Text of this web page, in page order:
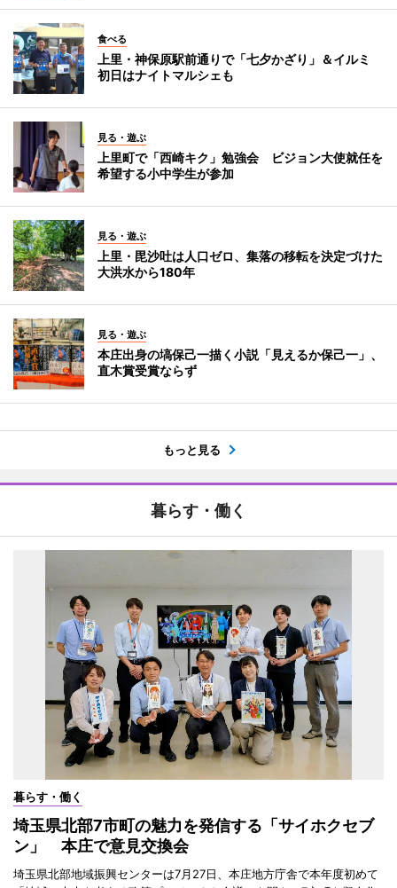
食べる
上里・神保原駅前通りで「七夕かざり」＆イルミ
初日はナイトマルシェも
見る・遊ぶ
上里町で「西崎キク」勉強会 ビジョン大使就任を
希望する小中学生が参加
見る・遊ぶ
上里・毘沙吐は人口ゼロ、集落の移転を決定づけた
大洪水から180年
見る・遊ぶ
本庄出身の塙保己一描く小説「見えるか保己一」、
直木賞受賞ならず
もっと見る
暮らす・働く
暮らす・働く
埼玉県北部7市町の魅力を発信する「サイホクセブ
ン」 本庄で意見交換会
埼玉県北部地域振興センターは7月27日、本庄地方庁舎で本年度初めて